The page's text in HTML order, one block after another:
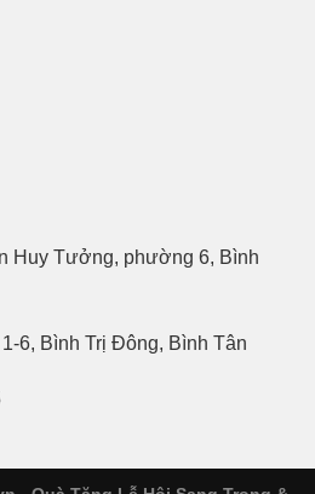
Huy Tưởng, phường 6, Bình
6, Bình Trị Đông, Bình Tân